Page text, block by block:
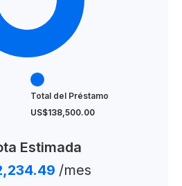
Total del Préstamo
US$138,500.00
Estimada
/mes